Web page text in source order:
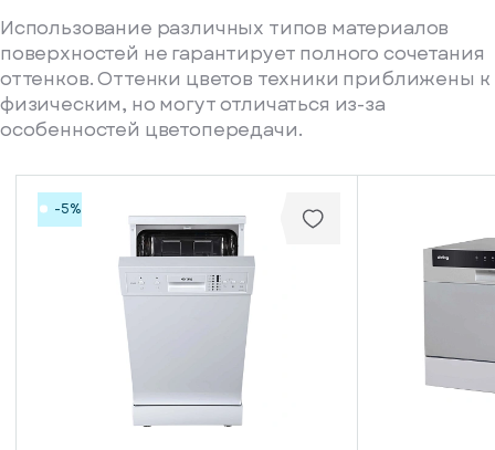
Использование различных типов материалов
поверхностей не гарантирует полного сочетания
оттенков. Оттенки цветов техники приближены к
физическим, но могут отличаться из-за
особенностей цветопередачи.
-5%